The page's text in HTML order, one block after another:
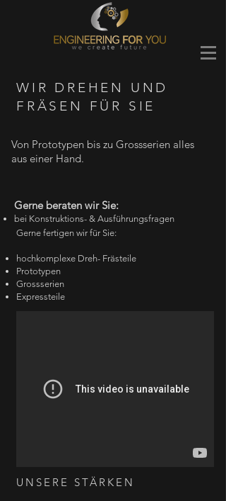
WIR DREHEN UND
FRÄSEN FÜR SIE
Von Prototypen bis zu Grossserien alles
aus einer Hand.
Gerne beraten wir Sie:
bei Konstruktions- & Ausführungsfragen
Gerne fertigen wir für Sie:
hochkomplexe Dreh- Frästeile
Prototypen
Grossserien
Expressteile
UNSERE STÄRKEN